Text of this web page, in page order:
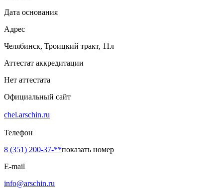
Дата основания
Адрес
Челябинск, Троицкий тракт, 11л
Аттестат аккредитации
Нет аттестата
Официальный сайт
chel.arschin.ru
Телефон
8 (351) 200-37-**показать номер
E-mail
info@arschin.ru